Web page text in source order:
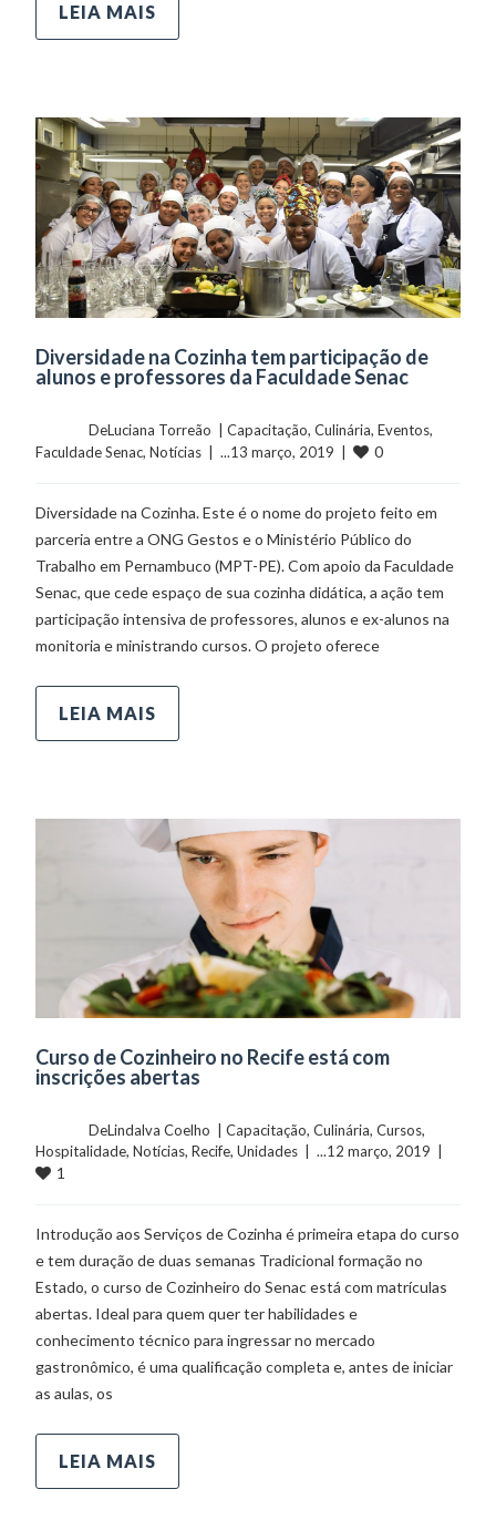
LEIA MAIS
Diversidade na Cozinha tem participação de
alunos e professores da Faculdade Senac
	    	DeLuciana Torreão  |
Capacitação, Culinária, Eventos
Faculdade Senac, Notícias
  |  ...13 março, 2019  |
0
Diversidade na Cozinha. Este é o nome do projeto feito em
parceria entre a ONG Gestos e o Ministério Público do
Trabalho em Pernambuco (MPT-PE). Com apoio da Faculdade
Senac, que cede espaço de sua cozinha didática, a ação tem
participação intensiva de professores, alunos e ex-alunos na
monitoria e ministrando cursos. O projeto oferece
LEIA MAIS
Curso de Cozinheiro no Recife está com
inscrições abertas
	    	DeLindalva Coelho  |
Capacitação, Culinária, Cursos
Hospitalidade, Notícias, Recife, Unidades
1
Introdução aos Serviços de Cozinha é primeira etapa do curso
e tem duração de duas semanas Tradicional formação no
Estado, o curso de Cozinheiro do Senac está com matrículas
abertas. Ideal para quem quer ter habilidades e
conhecimento técnico para ingressar no mercado
gastronômico, é uma qualificação completa e, antes de iniciar
as aulas, os
LEIA MAIS